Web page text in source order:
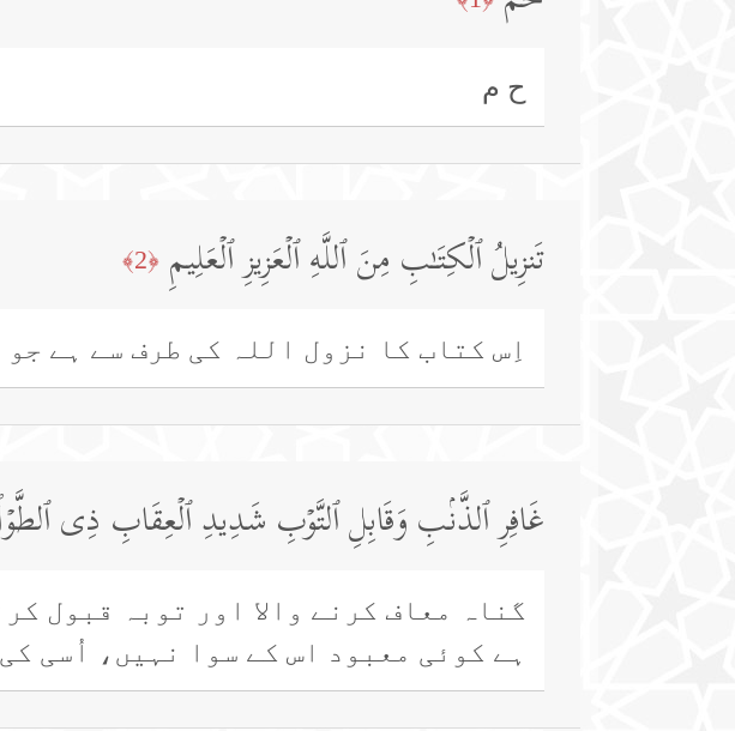
ح م
تَنزِیلُ ٱلۡكِتَـٰبِ مِنَ ٱللَّهِ ٱلۡعَزِیزِ ٱلۡعَلِیمِ ﴿2﴾
اِس کتاب کا نزول اللہ کی طرف سے ہے
غَافِرِ ٱلذَّنۢبِ وَقَابِلِ ٱلتَّوۡبِ شَدِیدِ ٱلۡعِقَابِ ذِی ٱلطَّوۡلِۖ
گناہ معاف کرنے والا اور توبہ قبول
ہے کوئی معبود اس کے سوا نہیں، اُسی